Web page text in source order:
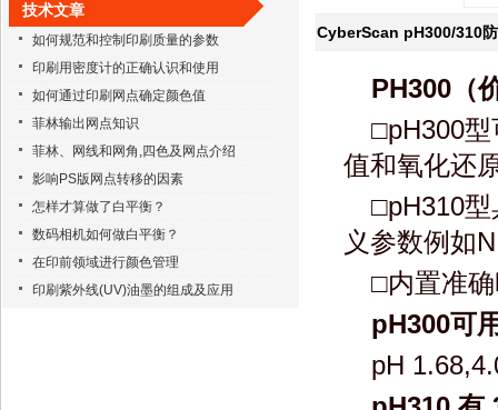
TM-03笔形TDS仪
技术文章
如何规范和控制印刷质量的参数
印刷用密度计的正确认识和使用
如何通过印刷网点确定颜色值
菲林输出网点知识
菲林、网线和网角,四色及网点介绍
影响PS版网点转移的因素
怎样才算做了白平衡？
数码相机如何做白平衡？
在印前领域进行颜色管理
印刷紫外线(UV)油墨的组成及应用
CyberScan pH300/310
PH300（
□pH300
值和氧化还
□pH310
义参数例如
□内置准
pH300可
pH